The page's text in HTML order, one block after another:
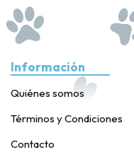
Información
Quiénes somos
Términos y Condiciones
Contacto